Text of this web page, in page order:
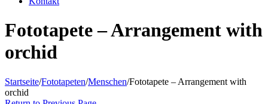
Fototapete – Arrangement with
orchid
Startseite/Fototapeten/Menschen/Fototapete – Arrangement with
orchid